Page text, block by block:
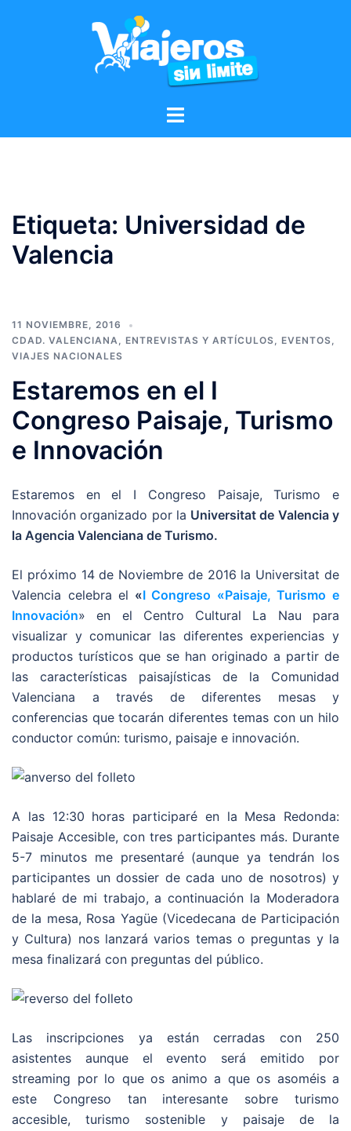
Etiqueta: Universidad de
Valencia
11 NOVIEMBRE, 2016
CDAD. VALENCIANA, ENTREVISTAS Y ARTÍCULOS, EVENTOS,
VIAJES NACIONALES
Estaremos en el I
Congreso Paisaje, Turismo
e Innovación
Estaremos en el I Congreso Paisaje, Turismo e
Innovación organizado por la Universitat de Valencia y
la Agencia Valenciana de Turismo.
El próximo 14 de Noviembre de 2016 la Universitat de
Valencia celebra el «I Congreso «Paisaje, Turismo e
Innovación» en el Centro Cultural La Nau para
visualizar y comunicar las diferentes experiencias y
productos turísticos que se han originado a partir de
las características paisajísticas de la Comunidad
Valenciana a través de diferentes mesas y
conferencias que tocarán diferentes temas con un hilo
conductor común: turismo, paisaje e innovación.
A las 12:30 horas participaré en la Mesa Redonda:
Paisaje Accesible, con tres participantes más. Durante
5-7 minutos me presentaré (aunque ya tendrán los
participantes un dossier de cada uno de nosotros) y
hablaré de mi trabajo, a continuación la Moderadora
de la mesa, Rosa Yagüe (Vicedecana de Participación
y Cultura) nos lanzará varios temas o preguntas y la
mesa finalizará con preguntas del público.
Las inscripciones ya están cerradas con 250
asistentes aunque el evento será emitido por
streaming por lo que os animo a que os asoméis a
este Congreso tan interesante sobre turismo
accesible, turismo sostenible y paisaje de la